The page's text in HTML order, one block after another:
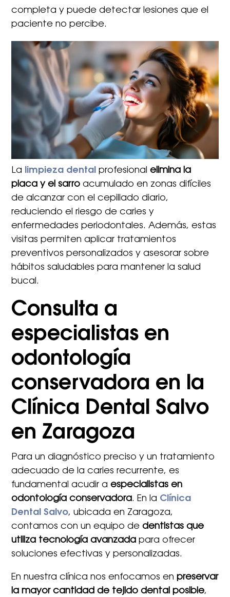
completa y puede detectar lesiones que el
paciente no percibe.
La limpieza dental profesionalelimina la
placa y el sarro acumulado en zonas difíciles
de alcanzar con el cepillado diario,
reduciendo el riesgo de caries y
enfermedades periodontales. Además, estas
visitas permiten aplicar tratamientos
preventivos personalizados y asesorar sobre
hábitos saludables para mantener la salud
bucal.
Consulta a
especialistas en
odontología
conservadora en la
Clínica Dental Salvo
en Zaragoza
Para un diagnóstico preciso y un tratamiento
adecuado de la caries recurrente, es
fundamental acudir aespecialistas en
odontología conservadora. En la Clínica
Dental Salvo, ubicada en Zaragoza,
contamos con un equipo dedentistas que
utiliza tecnología avanzada para ofrecer
soluciones efectivas y personalizadas.
En nuestra clínica nos enfocamos en preservar
la mayor cantidad de tejido dental posible,